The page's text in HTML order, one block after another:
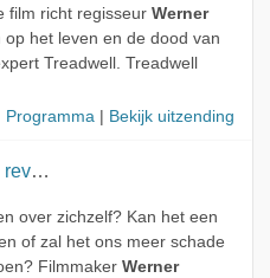
film richt regisseur Werner
op het leven en de dood van
Treadwell. Treadwell
Programma
Bekijk uitzending
world
over zichzelf? Kan het een
of zal het ons meer schade
Filmmaker Werner